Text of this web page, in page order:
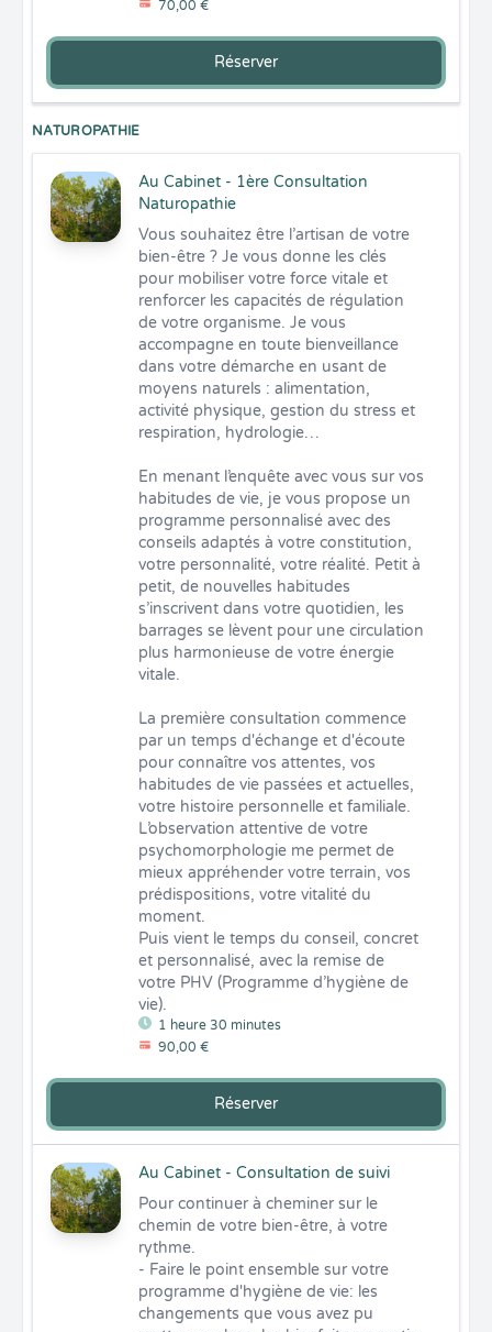
70,00 €
Réserver
NATUROPATHIE
Au Cabinet - 1ère Consultation
Naturopathie
1 heure 30 minutes
90,00 €
Vous souhaitez être l’artisan de votre
bien-être ? Je vous donne les clés
pour mobiliser votre force vitale et
renforcer les capacités de régulation
de votre organisme. Je vous
accompagne en toute bienveillance
dans votre démarche en usant de
moyens naturels : alimentation,
activité physique, gestion du stress et
respiration, hydrologie…
En menant l’enquête avec vous sur vos
habitudes de vie, je vous propose un
programme personnalisé avec des
conseils adaptés à votre constitution,
votre personnalité, votre réalité. Petit à
petit, de nouvelles habitudes
s’inscrivent dans votre quotidien, les
barrages se lèvent pour une circulation
plus harmonieuse de votre énergie
vitale.
La première consultation commence
par un temps d'échange et d'écoute
pour connaître vos attentes, vos
habitudes de vie passées et actuelles,
votre histoire personnelle et familiale.
L’observation attentive de votre
psychomorphologie me permet de
mieux appréhender votre terrain, vos
prédispositions, votre vitalité du
moment.
Puis vient le temps du conseil, concret
et personnalisé, avec la remise de
votre PHV (Programme d’hygiène de
vie).
Réserver
Au Cabinet - Consultation de suivi
Pour continuer à cheminer sur le
chemin de votre bien-être, à votre
rythme.
- Faire le point ensemble sur votre
programme d'hygiène de vie: les
changements que vous avez pu